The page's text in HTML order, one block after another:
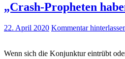
„Crash-Propheten
22. April 2020 Kommentar
Wenn sich die Konjunktur eintrübt